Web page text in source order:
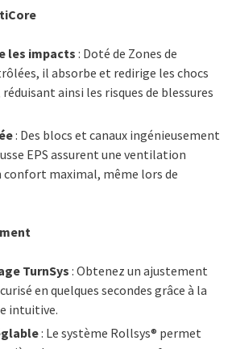
les impacts : Doté de Zones de
il absorbe et redirige les chocs
ainsi les risques de blessures
: Des blocs et canaux ingénieusement
EPS assurent une ventilation
confort maximal, même lors de
TurnSys : Obtenez un ajustement
en quelques secondes grâce à la
intuitive.
: Le système Rollsys® permet